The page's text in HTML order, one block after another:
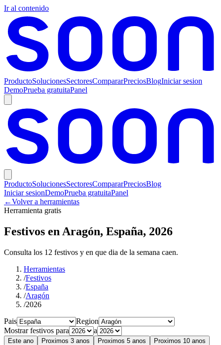
Ir al contenido
ProductoSolucionesSectoresCompararPreciosBlogIniciar sesion
DemoPrueba gratuitaPanel
ProductoSolucionesSectoresCompararPreciosBlog
Iniciar sesionDemoPrueba gratuitaPanel
←Volver a herramientas
Herramienta gratis
Festivos en Aragón, España, 2026
Consulta los 12 festivos y en que dia de la semana caen.
Herramientas
/Festivos
/España
/Aragón
/2026
Pais
Region
Mostrar festivos para
a
Este ano Proximos 3 anos Proximos 5 anos Proximos 10 anos